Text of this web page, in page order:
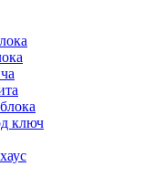
ключ